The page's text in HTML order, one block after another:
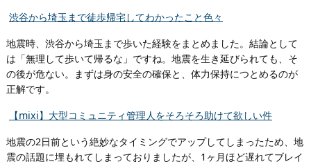
渋谷から埼玉まで徒歩帰宅してわかったこと色々
地震時、渋谷から埼玉まで歩いた経験をまとめました。結論として
は「無理して歩いて帰るな」ですね。地震を生き延びられても、そ
の後が危ない。まずは身の安全の確保と、体力保持につとめるのが
正解です。
【mixi】大型コミュニティ管理人をそろそろ助けて欲しい件
地震の2日前という絶妙なタイミングでアップしてしまったため、地
震の話題に埋もれてしまっておりましたが、1ヶ月ほど遅れてブレイ